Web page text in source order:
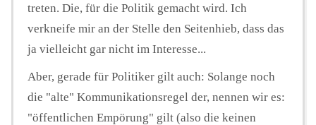
treten. Die, für die Politik gemacht wird. Ich
verkneife mir an der Stelle den Seitenhieb, dass das
ja vielleicht gar nicht im Interesse...
Aber, gerade für Politiker gilt auch: Solange noch
die "alte" Kommunikationsregel der, nennen wir es:
"öffentlichen Empörung" gilt (also die keinen